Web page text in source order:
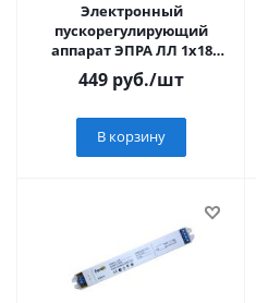
Электронный
пускорегулирующий
аппарат ЭПРА ЛЛ 1х18
встраиваемый
449 руб./шт
В корзину